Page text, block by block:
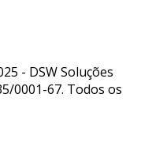
- DSW Soluções
0001-67. Todos os